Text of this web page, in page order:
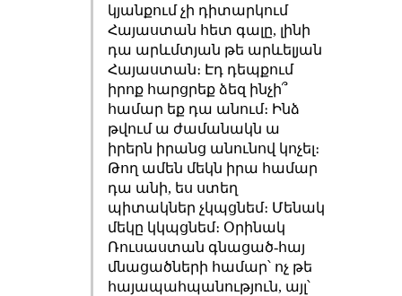
կյանքում չի դիտարկում
Հայաստան հետ գալը, լինի
դա արևմտյան թե արևելյան
Հայաստան։ Էդ դեպքում
իրոք հարցրեք ձեզ ինչի՞
համար եք դա անում։ Ինձ
թվում ա ժամանակն ա
իրերն իրանց անունով կոչել։
Թող ամեն մեկն իրա համար
դա անի, ես ստեղ
պիտակներ չկպցնեմ։ Մենակ
մեկը կկպցնեմ։ Օրինակ
Ռուսաստան գնացած-հայ
մնացածների համար՝ ոչ թե
հայապահպանություն, այլ՝